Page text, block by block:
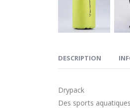
DESCRIPTION
Drypack
Des sports